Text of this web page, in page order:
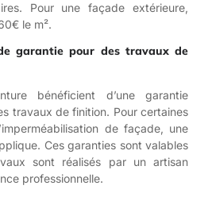
Pour une façade extérieure,
le m².
garantie pour des travaux de
bénéficient d’une garantie
travaux de finition. Pour certaines
de façade, une
Ces garanties sont valables
sont réalisés par un artisan
professionnelle.